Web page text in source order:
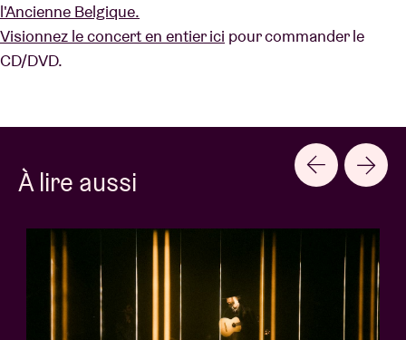
l'Ancienne Belgique.
Visionnez le concert en entierici pour commander le
CD/DVD.
À lire aussi